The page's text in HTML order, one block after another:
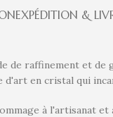
EXPÉDITION &
de raffinement et de
en cristal qui
à l'artisanat